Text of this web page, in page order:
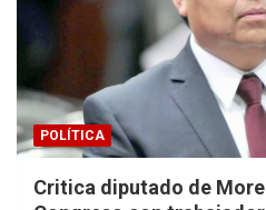
POLÍTICA
Critica diputado de